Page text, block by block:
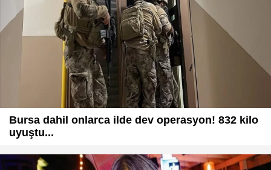
Bursa dahil onlarca ilde dev operasyon! 832 kilo
uyuştu...